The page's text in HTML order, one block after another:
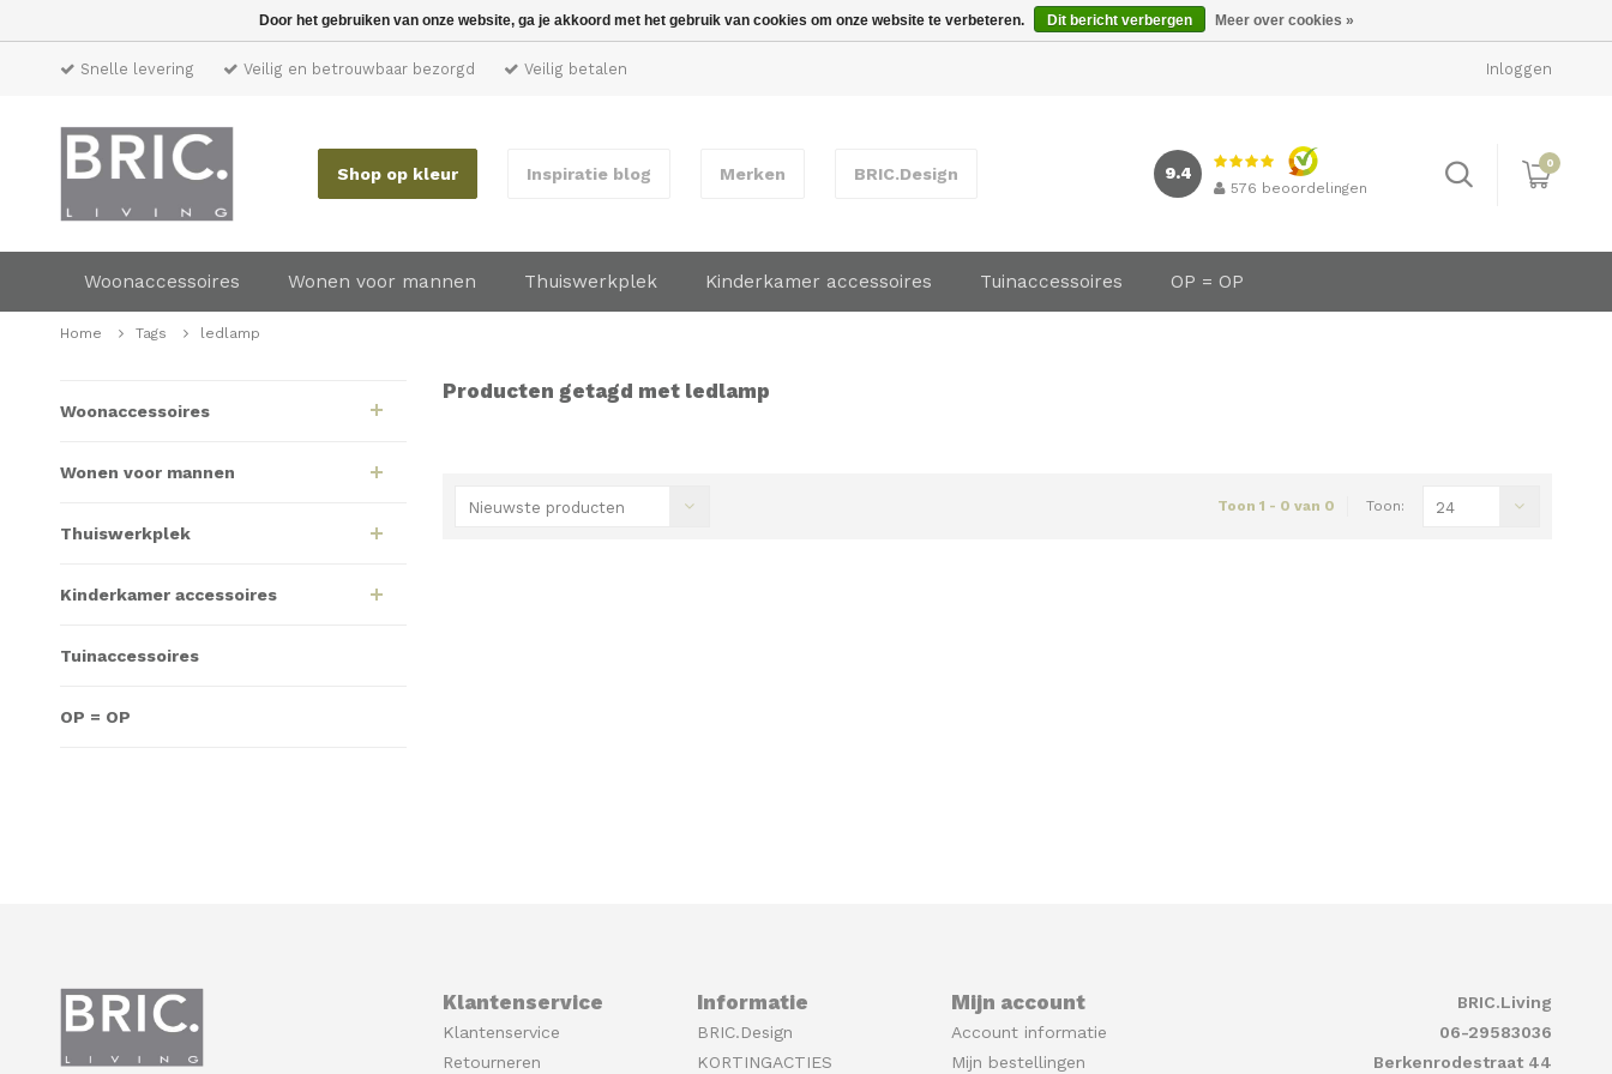
Snelle levering Veilig en betrouwbaar bezorgd Veilig betalen Inloggen
Shop op kleur Inspiratie blog Merken BRIC.Design 9.4
576 beoordelingen
0
Woonaccessoires Wonen voor mannen Thuiswerkplek Kinderkamer accessoires Tuinaccessoires OP = OP
Home Tags ledlamp
Woonaccessoires
Wonen voor mannen
Thuiswerkplek
Kinderkamer accessoires
Tuinaccessoires
OP = OP
Producten getagd met ledlamp
Nieuwste producten Toon 1 - 0 van 0 Toon: 24
Klantenservice
Klantenservice
Retourneren
Informatie
BRIC.Design
KORTINGACTIES
Mijn account
Account informatie
Mijn bestellingen
BRIC.Living
06-29583036
Berkenrodestraat 44
Door het gebruiken van onze website, ga je akkoord met het gebruik van cookies om onze website te verbeteren. Dit bericht verbergen Meer over cookies »